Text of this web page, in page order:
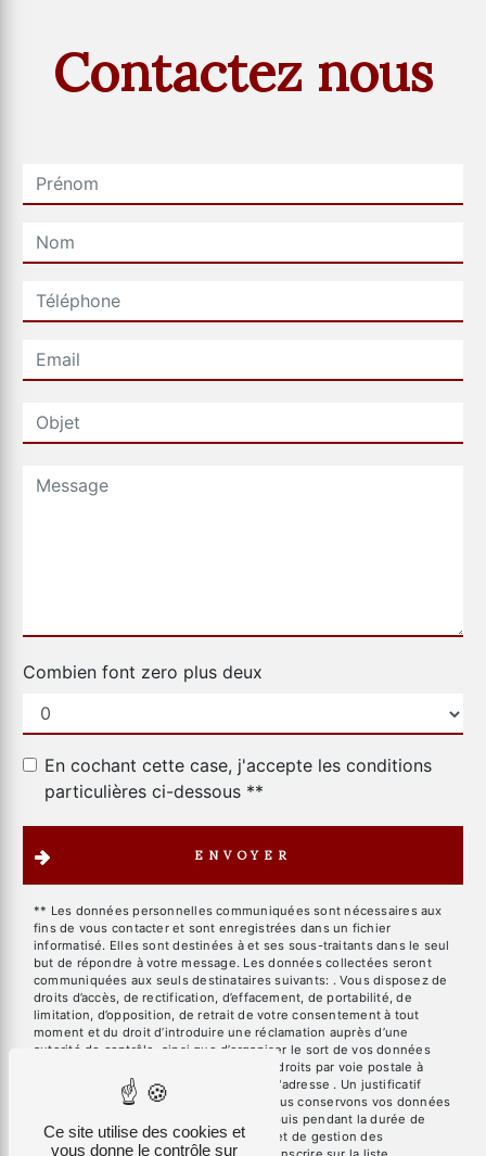
Contactez nous
Combien font zero plus deux
En cochant cette case, j'accepte les conditions
particulières ci-dessous **
ENVOYER
** Les données personnelles communiquées sont nécessaires aux
fins de vous contacter et sont enregistrées dans un fichier
informatisé. Elles sont destinées à et ses sous-traitants dans le seul
but de répondre à votre message. Les données collectées seront
communiquées aux seuls destinataires suivants: . Vous disposez de
droits d’accès, de rectification, d’effacement, de portabilité, de
limitation, d’opposition, de retrait de votre consentement à tout
moment et du droit d’introduire une réclamation auprès d’une
autorité de contrôle, ainsi que d’organiser le sort de vos données
post-mortem. Vous pouvez exercer ces droits par voie postale à
l'adresse ou par courrier électronique à l'adresse . Un justificatif
d'identité pourra vous être demandé. Nous conservons vos données
pendant la période de prise de contact puis pendant la durée de
prescription légale aux fins probatoires et de gestion des
Ce site utilise des cookies et
vous donne le contrôle sur